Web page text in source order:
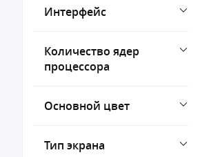
Интерфейс
Количество ядер
процессора
Основной цвет
Тип экрана